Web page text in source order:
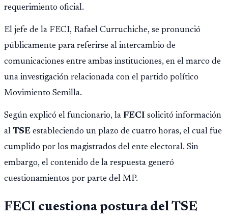
requerimiento oficial.
El jefe de la FECI, Rafael Curruchiche, se pronunció
públicamente para referirse al intercambio de
comunicaciones entre ambas instituciones, en el marco de
una investigación relacionada con el partido político
Movimiento Semilla.
Según explicó el funcionario, la FECI solicitó información
al TSE estableciendo un plazo de cuatro horas, el cual fue
cumplido por los magistrados del ente electoral. Sin
embargo, el contenido de la respuesta generó
cuestionamientos por parte del MP.
FECI cuestiona postura del TSE